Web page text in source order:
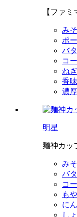
【ファ
みそ
ポ
バ
コ
ねぎ
香
濃厚
明星
麺神カッ
みそ
バ
コ
も
に
し